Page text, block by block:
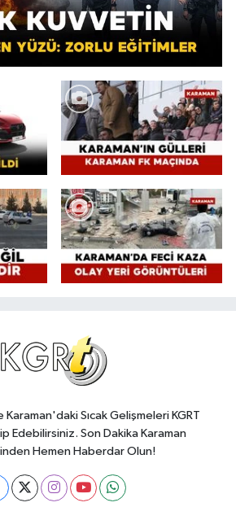
Karaman'daki Sıcak Gelişmeleri KGRT
Edebilirsiniz. Son Dakika Karaman
Hemen Haberdar Olun!